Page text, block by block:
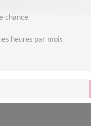
chance
heures par mois